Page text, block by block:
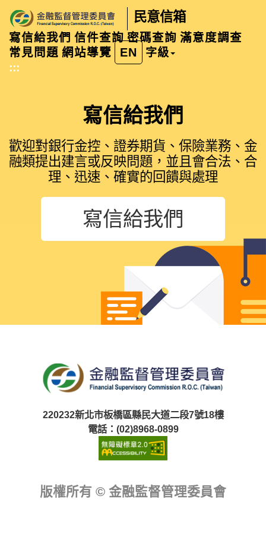
民意信箱
寫信給我們 信件查詢 密碼查詢 滿意度調查
常見問題 網站導覽 EN
字級
:::
寫信給我們
歡迎對銀行金控、證券期貨、保險業務、金
融類提出建言或反映問題，並且會合法、合
理、迅速、確實的回饋與處理
寫信給我們
220232新北市板橋區縣民大道二段7號18樓
電話：(02)8968-0899
版權所有 © 金融監督管理委員會